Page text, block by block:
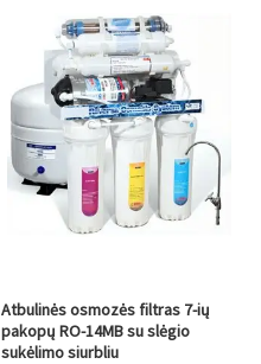
Atbulinės osmozės filtras 7-ių
pakopų RO-14MB su slėgio
sukėlimo siurbliu